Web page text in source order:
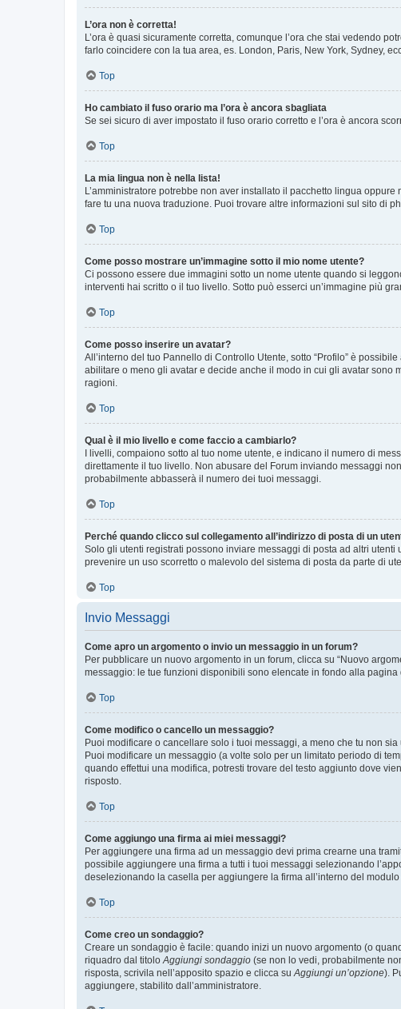
L’ora non è corretta!
L’ora è quasi sicuramente corretta, comunque l’ora che stai vedendo
farlo coincidere con la tua area, es. London, Paris, New York, Sydney,
Top
Ho cambiato il fuso orario ma l’ora è ancora sbagliata
Se sei sicuro di aver impostato il fuso orario corretto e l’ora è ancora
Top
La mia lingua non è nella lista!
L’amministratore potrebbe non aver installato il pacchetto lingua
fare tu una nuova traduzione. Puoi trovare altre informazioni sul sito di
Top
Come posso mostrare un’immagine sotto il mio nome utente?
Ci possono essere due immagini sotto un nome utente quando si
interventi hai scritto o il tuo livello. Sotto può esserci un’immagine più
Top
Come posso inserire un avatar?
All’interno del tuo Pannello di Controllo Utente, sotto “Profilo” è
abilitare o meno gli avatar e decide anche il modo in cui gli avatar sono
ragioni.
Top
Qual è il mio livello e come faccio a cambiarlo?
I livelli, compaiono sotto al tuo nome utente, e indicano il numero di
direttamente il tuo livello. Non abusare del Forum inviando messaggi
probabilmente abbasserà il numero dei tuoi messaggi.
Top
Perché quando clicco sul collegamento all’indirizzo di posta di un
Solo gli utenti registrati possono inviare messaggi di posta ad altri
prevenire un uso scorretto o malevolo del sistema di posta da parte di
Top
Invio Messaggi
Come apro un argomento o invio un messaggio in un forum?
Per pubblicare un nuovo argomento in un forum, clicca su “Nuovo
messaggio: le tue funzioni disponibili sono elencate in fondo alla pagina
Top
Come modifico o cancello un messaggio?
Puoi modificare o cancellare solo i tuoi messaggi, a meno che tu non
Puoi modificare un messaggio (a volte solo per un limitato periodo di
quando effettui una modifica, potresti trovare del testo aggiunto dove
risposto.
Top
Come aggiungo una firma ai miei messaggi?
Per aggiungere una firma ad un messaggio devi prima crearne una
possibile aggiungere una firma a tutti i tuoi messaggi selezionando
deselezionando la casella per aggiungere la firma all’interno del modulo
Top
Come creo un sondaggio?
Creare un sondaggio è facile: quando inizi un nuovo argomento (o
riquadro dal titolo Aggiungi sondaggio (se non lo vedi, probabilmente
risposta, scrivila nell’apposito spazio e clicca su Aggiungi un’opzione).
aggiungere, stabilito dall’amministratore.